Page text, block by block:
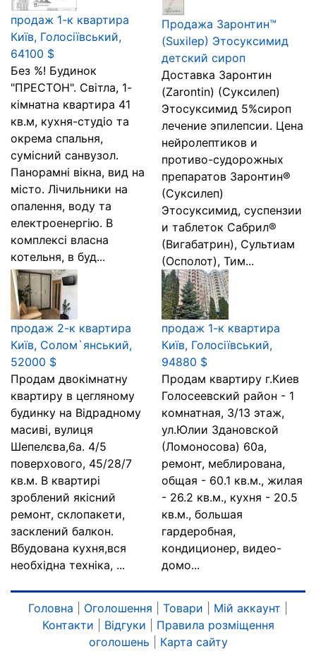
продаж 1-к квартира
Київ, Голосіївський,
64100 $
Без %! Будинок
"ПРЕСТОН". Світла, 1-
кімнатна квартира 41
кв.м, кухня-студіо та
окрема спальня,
сумісний санвузол.
Панорамні вікна, вид на
місто. Лічильники на
опалення, воду та
електроенергію. В
комплексі власна
котельня, в буд...
Продажа Заронтин™
(Suxilep) Этосуксимид
детский сироп
Доставка Заронтин
(Zarontin) (Суксилеп)
Этосуксимид 5%сироп
лечение эпилепсии. Цена
нейролептиков и
противо-судорожных
препаратов Заронтин®
(Суксилеп)
Этосуксимид, суспензии
и таблеток Сабрил®
(Вигабатрин), Сультиам
(Осполот), Тим...
продаж 2-к квартира
Київ, Солом`янський,
52000 $
Продам двокімнатну
квартиру в цегляному
будинку на Відрадному
масиві, вулиця
Шепелєва,6а. 4/5
поверхового, 45/28/7
кв.м. В квартирі
зроблений якісний
ремонт, склопакети,
засклений балкон.
Вбудована кухня,вся
необхідна техніка, ...
продаж 1-к квартира
Київ, Голосіївський,
94880 $
Продам квартиру г.Киев
Голосеевский район - 1
комнатная, 3/13 этаж,
ул.Юлии Здановской
(Ломоносова) 60а,
ремонт, меблирована,
общая - 60.1 кв.м., жилая
- 26.2 кв.м., кухня - 20.5
кв.м., большая
гардеробная,
кондиционер, видео-
домо...
Головна Оголошення Товари Мій аккаунт
Контакти
Відгуки
Правила розміщення
оголошень
Карта сайту